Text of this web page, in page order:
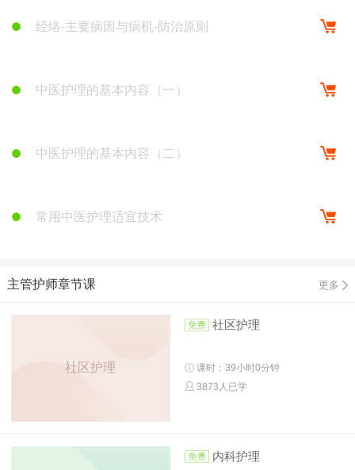
经络-主要病因与病机-防治原则
中医护理的基本内容（一）
中医护理的基本内容（二）
常用中医护理适宜技术
主管护师章节课 更多
社区护理
社区护理
课时：39小时0分钟
3873人已学
内科护理